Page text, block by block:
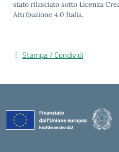
stato rilasciato sotto Licenza
Attribuzione 4.0 Italia.
Stampa / Condividi